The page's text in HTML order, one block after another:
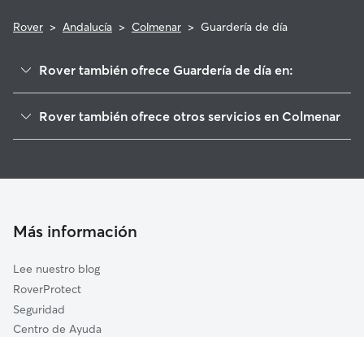
Rover > Andalucía > Colmenar > Guardería de día
Rover también ofrece Guardería de día en:
Periana
Almáchar
Almogía
Macharaviaya
Alcaucín
Rover también ofrece otros servicios en Colmenar
Cuidadores a domicilio en Colmenar
Más información
Lee nuestro blog
RoverProtect
Seguridad
Centro de Ayuda